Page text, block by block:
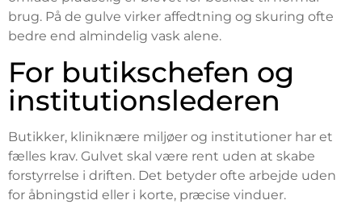
brug. På de gulve virker affedtning og skuring ofte
bedre end almindelig vask alene.
For butikschefen og
institutionslederen
Butikker, kliniknære miljøer og institutioner har et
fælles krav. Gulvet skal være rent uden at skabe
forstyrrelse i driften. Det betyder ofte arbejde uden
for åbningstid eller i korte, præcise vinduer.